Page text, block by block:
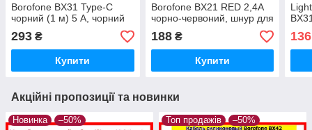
Borofone BX31 Type-C
чорний (1 м) 5 A, чорний
Silicone кабель шнур usb-c
для швидкого заряджання
293 ₴
Купити
Borofone BX21 RED 2,4A
чорно-червоний, шнур для
швидкого заряджання — у
тканинному обплетенні
188₴
Купити
136
Акційні пропозиції та новинки
Новинка –50% Топ продажів –50%